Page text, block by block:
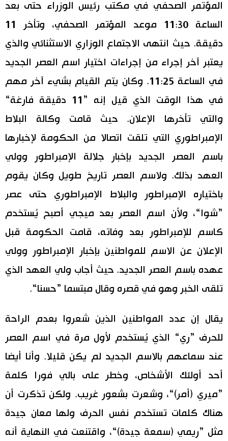
المؤتمر الصحفي في مكتب رئيس الوزراء حتى بعد
الساعة 11:30 موعد المؤتمر الصحفي، وتأخر 11
دقيقة. حيث انتهى الاجتماع الوزاري الاستثنائي والذي
يعتبر آخر إجراء من إجراءات اختيار اسم العصر الجديد
في الساعة 11:25. وكان يتم القيام بشيء آخر مهم
في هذا الوقت الذي قيل إنه ”11 دقيقة فارغة“
والتي تأخرها الإعلان. حيث قامت وكالة البلاط
الإمبراطوري التي تلقت اتصالا من الحكومة لإخبارها
باسم العصر الجديد بإخبار جلالة الإمبراطور وولي
العهد بذلك. ولاسم العصر تاريخ طويل وكان يقوم
باختياره الإمبراطور والبلاط الإمبراطوري حتى عصر
”شوا“، ولأن اسم العصر بعد ميجي أصبح يُستخدم
كاسم للإمبراطور بعد وفاته، قامت الحكومة قبل
الإعلان عن الاسم للمواطنين بإخبار الإمبراطور وولي
عهده باسم العصر الجديد. حيث أجاب ولي العهد الذي
تلقى الخبر وهو في قصره وقال مبتسما ”حسنا“.
يقال إن عدد المواطنين الذين شعروا بعدم الراحة
للحرف ”ري“ الذي يُستخدم لأول مرة في اسم العصر
عند سماعهم بالاسم الجديد لم يكن قليلا. وأنا أيضا
أحد أولئك الأشخاص، وخطر على بالي فورا كلمة
”ميري (أمر)“، وشعرت بشعور غريب. ولكن تذكرت أن
هناك كلمات تستخدم نفس الحرف ولها معان جيدة
مثل ”ريمي (سمعة جيدة)“، واقتنعت في النهاية أنه